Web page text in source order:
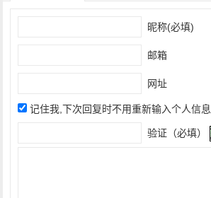
昵称(必填)
邮箱
网址
记住我,下次回复时不用重新输入个人信息
验证（必填）